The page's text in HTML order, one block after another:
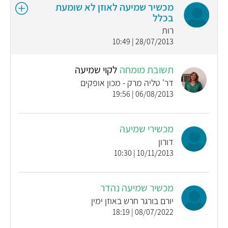
מכשיר שמיעה לאוזן לא שומעת
בכלל
רות
28/07/2013 | 10:49
תשובת מומחה לקוי שמיעה
דר' טליה מרק - מכון אופקים
06/08/2013 | 19:56
מכשירי שמיעה
דורון
10/11/2013 | 10:30
מכשיר שמיעה נהדר
יורם בורגר חרש באוזן ימין
08/07/2022 | 18:19